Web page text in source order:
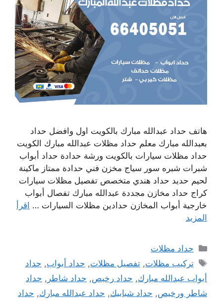
هاتف حداد عبدالله مبارك بالكويت اول وافضل حداد
بعبدالله مبارك معلم حداد مظلات عبدالله مبارك الكويت
حداد مظلات سيارات بالكويت ورشة حدادة حداد أبواب
شبرات شبره سور سياج مخزن فني حدادة ممتاز ماكينة
لحيم حديد حداد هندي متخصص تفصيل مظلات سيارات
كراج حداد مخازن مجددة عبدالله مبارك تفصال أبواب
خارجية أبواب المخازن حدادين مظلات السيارات … اقرأ
المزيد
التصنيفات
حداد مظلات
الوسوم
تركيب مظلات,تفصيل مظلات, حداد أبواب, حداد
أبواب عبدالله مبارك, حداد رخيص, حداد شاطر , حداد
شاطر ورخيص, حداد شبابيك, حداد عبدالله مبارك, حداد